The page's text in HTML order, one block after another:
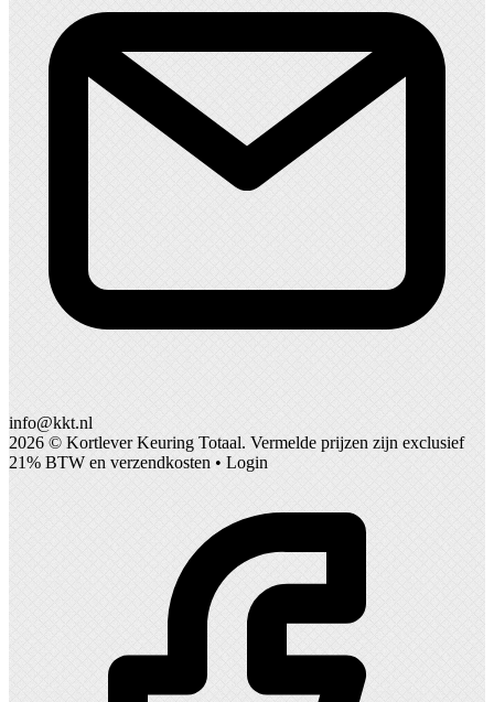
info@kkt.nl
2026 © Kortlever Keuring Totaal. Vermelde prijzen zijn exclusief
21% BTW en verzendkosten • Login